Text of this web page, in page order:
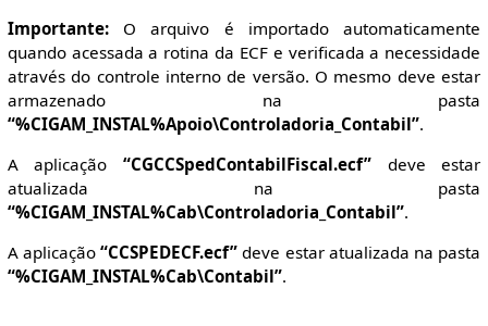
Importante:O arquivo é importado automaticamente
quando acessada a rotina da ECF e verificada a necessidade
através do controle interno de versão. O mesmo deve estar
armazenado na pasta
“%CIGAM_INSTAL%Apoio\Controladoria_Contabil”.
A aplicação “CGCCSpedContabilFiscal.ecf” deve estar
atualizada na pasta
“%CIGAM_INSTAL%Cab\Controladoria_Contabil”.
A aplicação“CCSPEDECF.ecf” deve estar atualizada na pasta
“%CIGAM_INSTAL%Cab\Contabil”.